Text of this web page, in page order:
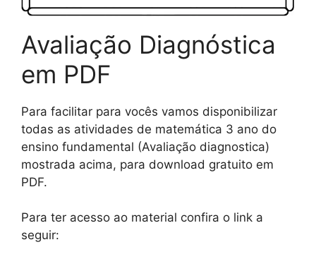
Avaliação Diagnóstica
em PDF
Para facilitar para vocês vamos disponibilizar
todas as atividades de matemática 3 ano do
ensino fundamental (Avaliação diagnostica)
mostrada acima, para download gratuito em
PDF.
Para ter acesso ao material confira o link a
seguir: